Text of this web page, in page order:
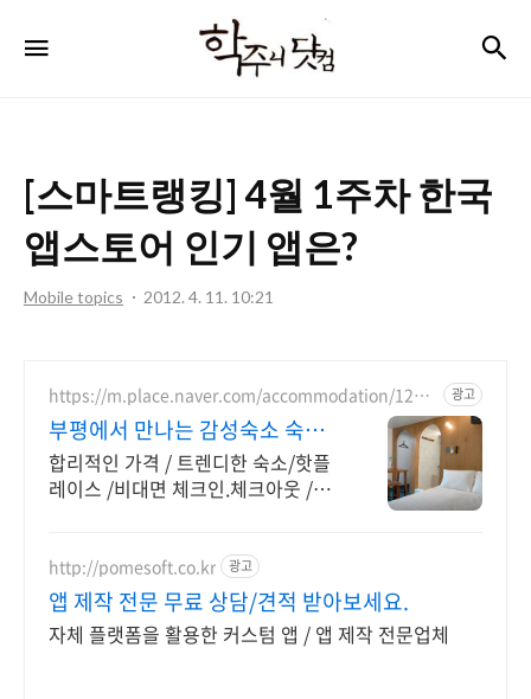
주
컴
[스마트랭킹] 4월 1주차 한국
앱스토어 인기 앱은?
Mobile topics 2012. 4. 11. 10:21
https://m.place.naver.com/accommodation/1241
756385
광고
부평에서 만나는 감성숙소 숙소
전용 주차장 완비
합리적인 가격 / 트렌디한 숙소/핫플
레이스 /비대면 체크인.체크아웃 /전
어보세요!
http://pomesoft.co.kr 광고
앱 제작 전문 무료 상담/견적 받아보세요.
자체 플랫폼을 활용한 커스텀 앱 / 앱 제작 전문업체